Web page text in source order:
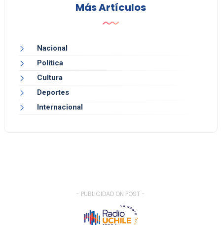
Más Artículos
Nacional
Política
Cultura
Deportes
Internacional
- PUBLICIDAD ON POST -